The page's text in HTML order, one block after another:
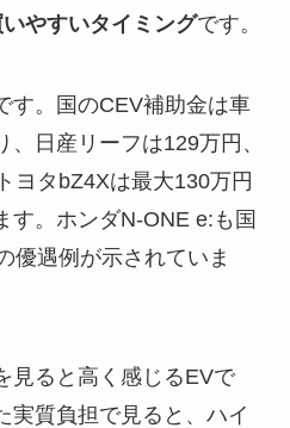
やすいタイミングです。
す。国のCEV補助金は車
日産リーフは129万円、
ヨタbZ4Xは最大130万円
す。ホンダN-ONE e:も国
優遇例が示されていま
見ると高く感じるEVで
実質負担で見ると、ハイ